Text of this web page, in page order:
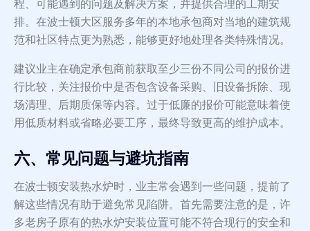
程、可能遇到的问题及解决方案，并提供合理的工期安
排。在波士顿大区服务多年的本地承包商对当地的建筑规
范和社区特点更为熟悉，能够更好地处理各类特殊情况。
建议业主在确定承包商前获取至少三份不同公司的报价进
行比较，关注报价中是否包含设备采购、旧设备拆除、现
场清理、后期质保等内容。过于低廉的报价可能意味着使
用低质材料或省略必要工序，最终导致更高的维护成本。
六、常见问题与避坑指南
在波士顿安装热水炉时，业主常会遇到一些问题，提前了
解这些情况有助于避免常见陷阱。首先需要注意的是，许
多老房子原有的热水炉安装位置可能不符合现行的安全和